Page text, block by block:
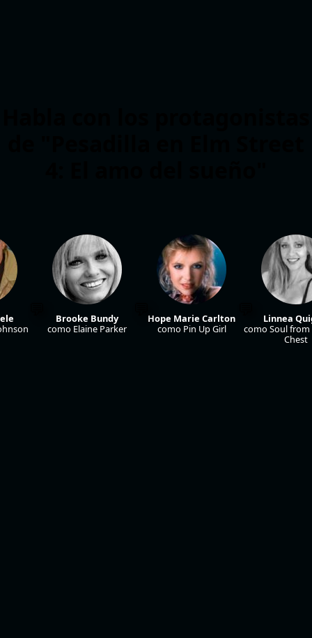
Brooke Bundy
como Elaine Parker
Hope Marie Carlton
como Pin Up Girl
Linnea
como Soul
Chest